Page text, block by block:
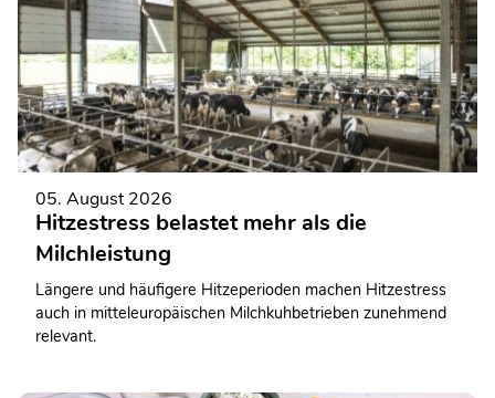
05. August 2026
Hitzestress belastet mehr als die
Milchleistung
Längere und häufigere Hitzeperioden machen Hitzestress
auch in mitteleuropäischen Milchkuhbetrieben zunehmend
relevant.